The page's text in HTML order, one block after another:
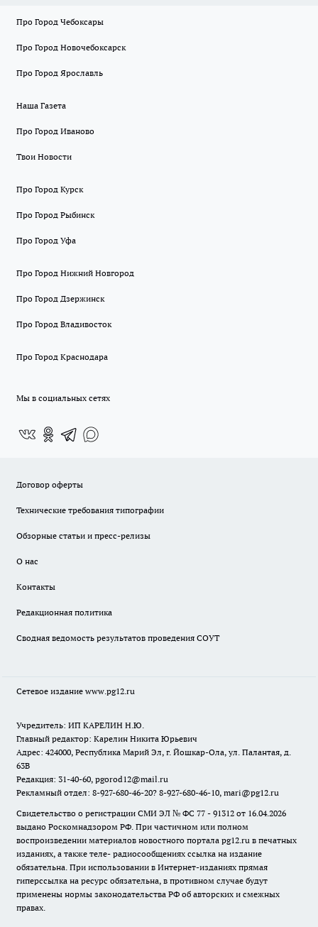
Про Город Чебоксары
Про Город Новочебоксарск
Про Город Ярославль
Наша Газета
Про Город Иваново
Твои Новости
Про Город Курск
Про Город Рыбинск
Про Город Уфа
Про Город Нижний Новгород
Про Город Дзержинск
Про Город Владивосток
Про Город Краснодара
Мы в социальных сетях
Договор оферты
Технические требования типографии
Обзорные статьи и пресс-релизы
О нас
Контакты
Редакционная политика
Сводная ведомость результатов проведения СОУТ
Сетевое издание www.pg12.ru
Учредитель: ИП КАРЕЛИН Н.Ю.
Главный редактор: Карелин Никита Юрьевич
Адрес: 424000, Республика Марий Эл, г. Йошкар-Ола, ул. Палантая, д.
63В
Редакция: 31-40-60, pgorod12@mail.ru
Рекламный отдел: 8-927-680-46-20? 8-927-680-46-10, mari@pg12.ru
Свидетельство о регистрации СМИ ЭЛ № ФС 77 - 91312 от 16.04.2026
выдано Роскомнадзором РФ. При частичном или полном
воспроизведении материалов новостного портала pg12.ru в печатных
изданиях, а также теле- радиосообщениях ссылка на издание
обязательна. При использовании в Интернет-изданиях прямая
гиперссылка на ресурс обязательна, в противном случае будут
применены нормы законодательства РФ об авторских и смежных
правах.